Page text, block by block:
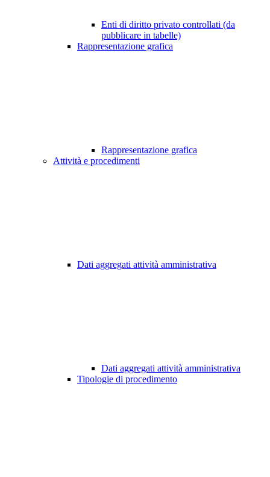
Enti di diritto privato controllati (da
pubblicare in tabelle)
Rappresentazione grafica
Rappresentazione grafica
Attività e procedimenti
Dati aggregati attività amministrativa
Dati aggregati attività amministrativa
Tipologie di procedimento